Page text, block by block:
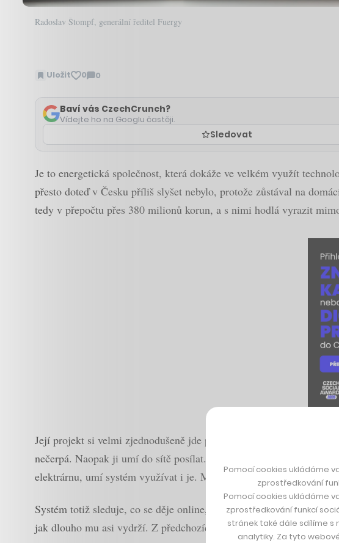
Radoslav Štompf, generální ředitel Fuergy
Uložit 0 0
Zobrazit
Baví vás CzechCrunch?
Vídejte ho na Googlu častěji.
Sledovat
Je to energetická společnost, která dokáže ve velkém využít
přesto doteď v Česku příliš slyšet nebylo, protože zůstával na
tedy v přepočtu přes 380 milionů korun, a s nimi hodlá vyrazit
Její projekt si velmi zjednodušeně jde představit jako chytrou
nečerpá. Naopak ji umí do sítě posílat. A pokud zákazník
elektrárnu, umí systém využívat i je. Mezi všemi zdroji různě
Systém totiž sleduje, co se děje online, a také předvídá, co se
jak dlouho mu asi vydrží. Z předchozích zkušeností zná jeho
Pomocí cookies ukládáme
zprostředkování
Pomocí cookies ukládáme
zprostředkování funkcí
stránek také dále sdílíme s
analytiky. Za tyto